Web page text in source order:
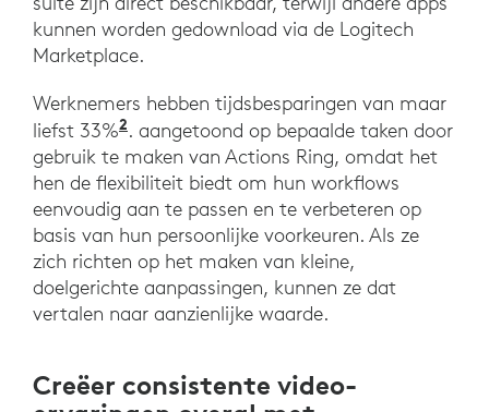
kunnen worden gedownload via de Logitech
Marketplace.
Werknemers hebben tijdsbesparingen van maar
liefst 33%2. aangetoond op bepaalde taken door
gebruik te maken van Actions Ring, omdat het
hen de flexibiliteit biedt om hun workflows
eenvoudig aan te passen en te verbeteren op
basis van hun persoonlijke voorkeuren. Als ze
zich richten op het maken van kleine,
doelgerichte aanpassingen, kunnen ze dat
vertalen naar aanzienlijke waarde.
Creëer consistente video-